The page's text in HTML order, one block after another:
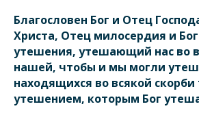
Благословен Бог и Отец
Христа, Отец милосердия и Бог
утешения, утешающий нас во
нашей, чтобы и мы могли
находящихся во всякой скорби
утешением, которым Бог